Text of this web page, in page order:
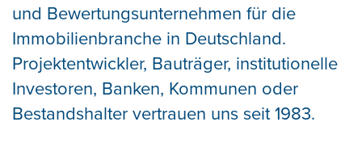
und Bewertungsunternehmen für die
Immobilienbranche in Deutschland.
Projektentwickler, Bauträger, institutionelle
Investoren, Banken, Kommunen oder
Bestandshalter vertrauen uns seit 1983.